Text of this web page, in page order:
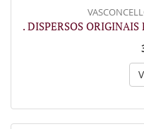
. DISPERSOS